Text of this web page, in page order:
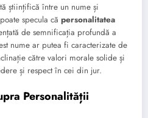
științifică între un nume și
specula că personalitatea
de semnificația profundă a
nume ar putea fi caracterizate de
către valori morale solide și
și respect în cei din jur.
Personalității